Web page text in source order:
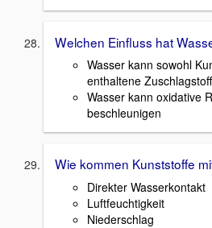
Welchen Einfluss hat
Wasser kann sowohl
enthaltene
Wasser kann oxidative
beschleunigen
Wie kommen Kunststoffe
Direkter Wasserkontakt
Luftfeuchtigkeit
Niederschlag